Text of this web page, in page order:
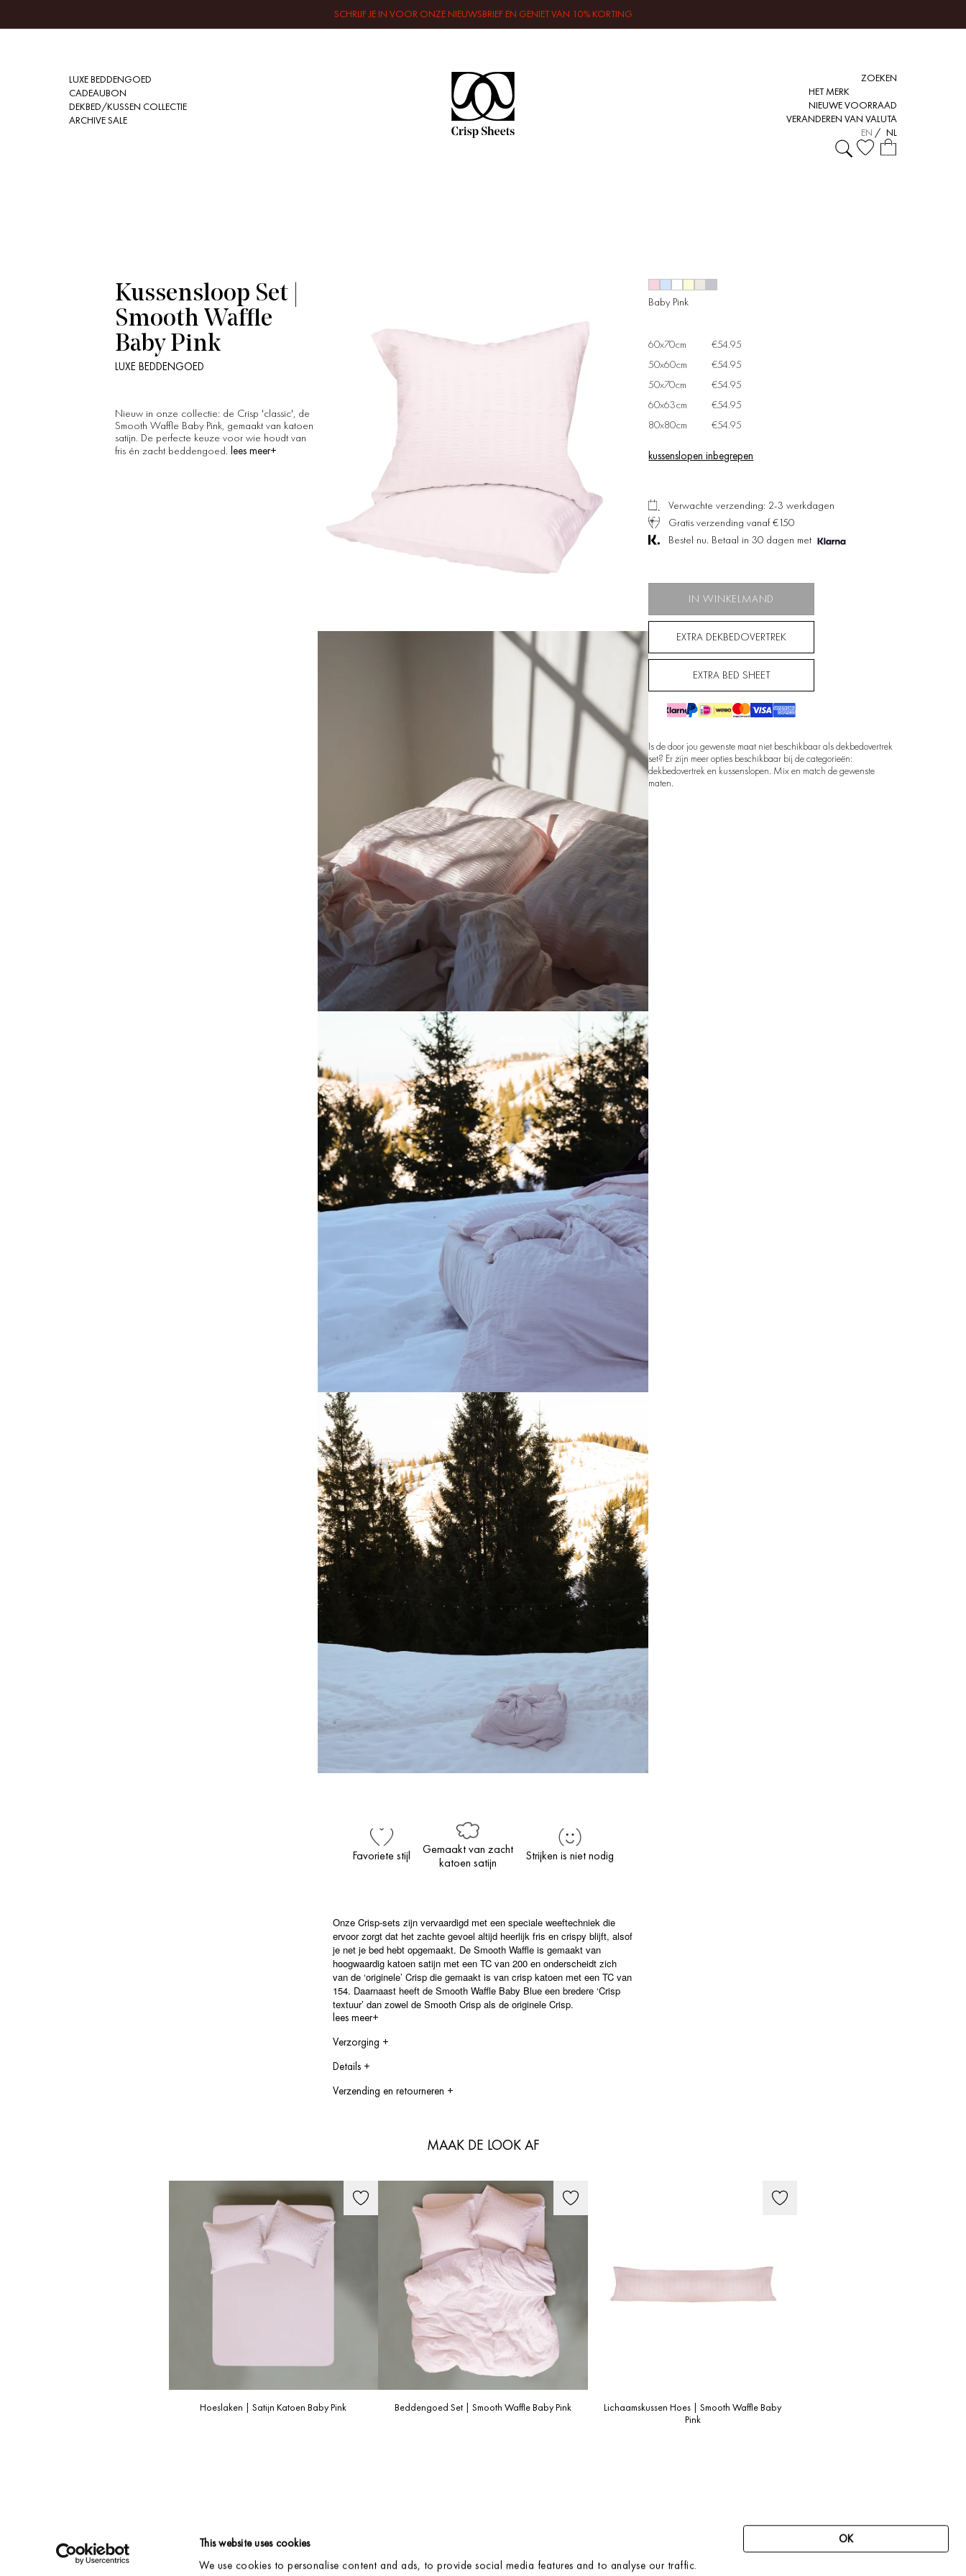
This website uses cookies
We use cookies to personalise content and ads, to provide social media features and to analyse our traffic.
OK
SCHRIJF JE IN VOOR ONZE NIEUWSBRIEF EN GENIET VAN 10% KORTING
LUXE BEDDENGOED
CADEAUBON
DEKBED/KUSSEN COLLECTIE
ARCHIVE SALE
ZOEKEN
HET MERK
NIEUWE VOORRAAD
VERANDEREN VAN VALUTA
EN / NL
Kussensloop Set |
Smooth Waffle
Baby Pink
LUXE BEDDENGOED
Nieuw in onze collectie: de Crisp 'classic', de
Smooth Waffle Baby Pink, gemaakt van katoen
satijn. De perfecte keuze voor wie houdt van
fris én zacht beddengoed. lees meer+
Baby Pink
60x70cm
€54.95
50x60cm
€54.95
50x70cm
€54.95
60x63cm
€54.95
80x80cm
€54.95
kussenslopen inbegrepen
Verwachte verzending: 2-3 werkdagen
Gratis verzending vanaf €150
Bestel nu. Betaal in 30 dagen met
IN WINKELMAND
EXTRA DEKBEDOVERTREK
EXTRA BED SHEET
Is de door jou gewenste maat niet beschikbaar als dekbedovertrek
set? Er zijn meer opties beschikbaar bij de categorieën:
dekbedovertrek en kussenslopen. Mix en match de gewenste
maten.
Favoriete stijl
Gemaakt van zacht
katoen satijn
Strijken is niet nodig
Onze Crisp-sets zijn vervaardigd met een speciale weeftechniek die
ervoor zorgt dat het zachte gevoel altijd heerlijk fris en crispy blijft, alsof
je net je bed hebt opgemaakt. De Smooth Waffle is gemaakt van
hoogwaardig katoen satijn met een TC van 200 en onderscheidt zich
van de ‘originele’ Crisp die gemaakt is van crisp katoen met een TC van
154. Daarnaast heeft de Smooth Waffle Baby Blue een bredere ‘Crisp
textuur’ dan zowel de Smooth Crisp als de originele Crisp.
lees meer+
Verzorging +
Max 60 graden wassen, kan in de droger, niet strijken.
Details +
2 kussenslopen
60 x 70 cm
Verzending en retourneren +
order has been confirmed.
orders starting from 150,00 euro.
European (EU) countries: Shipping costs are 10,00 euro per order. For
heavy orders; like quilts and furniture the shipping costs are 20,00 euro
per order.
Other countries: Shipping costs are 40,00 euro per order. Shipping
costs for the Philippines are 55 euro per order.
Returning your product is easy. If you're not happy with your purchase
you have 14 days to send us the purchased Crisp Sheets order back.
Returns are at your own expense, so we do not provide
shipping/return labels.
We do not offer exchanges.
For more information, please check our
FAQ/Shipping page
MAAK DE LOOK AF
Hoeslaken | Satijn Katoen Baby Pink Beddengoed Set | Smooth Waffle Baby Pink
Lichaamskussen Hoes | Smooth Waffle Baby
Pink
ACCOUNT